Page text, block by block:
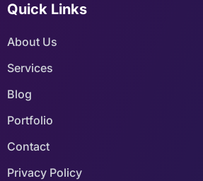
Quick Links
About Us
Services
Blog
Portfolio
Contact
Privacy Policy